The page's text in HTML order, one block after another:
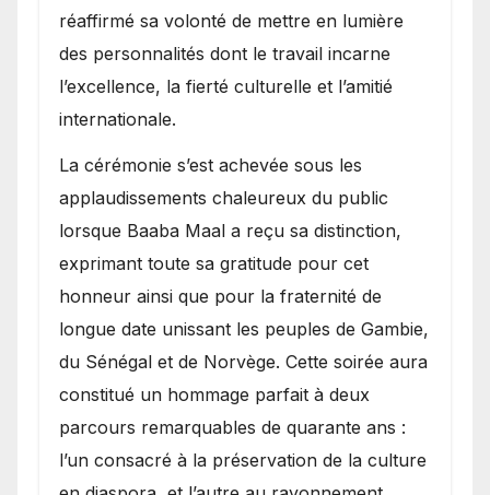
réaffirmé sa volonté de mettre en lumière
des personnalités dont le travail incarne
l’excellence, la fierté culturelle et l’amitié
internationale.
​La cérémonie s’est achevée sous les
applaudissements chaleureux du public
lorsque Baaba Maal a reçu sa distinction,
exprimant toute sa gratitude pour cet
honneur ainsi que pour la fraternité de
longue date unissant les peuples de Gambie,
du Sénégal et de Norvège. Cette soirée aura
constitué un hommage parfait à deux
parcours remarquables de quarante ans :
l’un consacré à la préservation de la culture